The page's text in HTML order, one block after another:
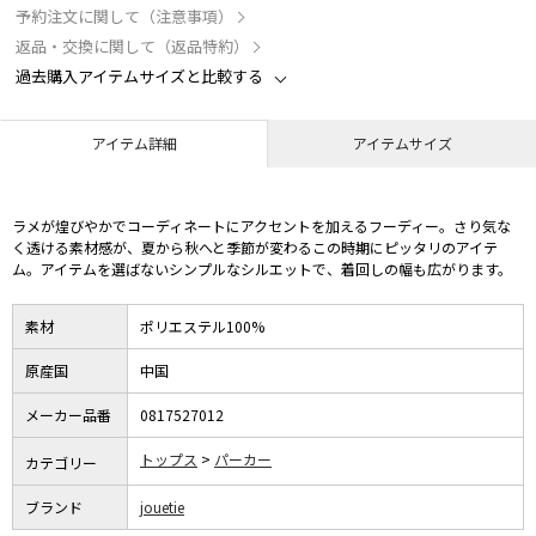
予約注文に関して（注意事項）
返品・交換に関して（返品特約）
過去購入アイテムサイズと比較する
アイテム詳細 アイテムサイズ
ラメが煌びやかでコーディネートにアクセントを加えるフーディー。さり気な
く透ける素材感が、夏から秋へと季節が変わるこの時期にピッタリのアイテ
ム。アイテムを選ばないシンプルなシルエットで、着回しの幅も広がります。
素材 ポリエステル100%
原産国 中国
メーカー品番 0817527012
カテゴリー トップス パーカー
ブランド jouetie